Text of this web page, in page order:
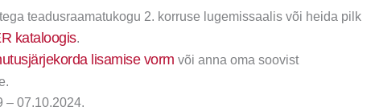
teadusraamatukogu 2. korruse lugemissaalis või heida pilk
kataloogis.
lisamise vorm või anna oma soovist
– 07.10.2024.